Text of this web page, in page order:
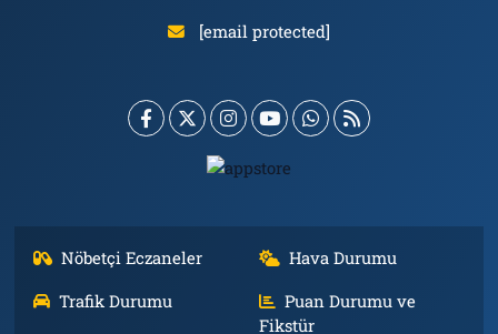
[email protected]
Nöbetçi Eczaneler
Hava Durumu
Trafik Durumu
Puan Durumu ve
Fikstür